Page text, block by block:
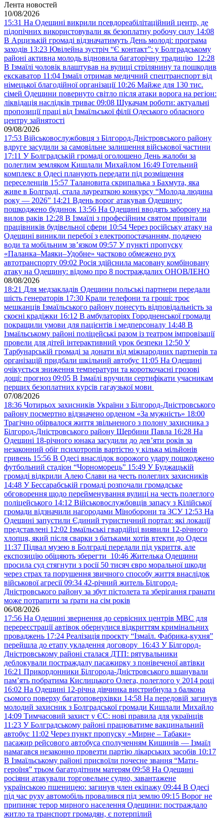
Лента новостей
10/08/2026
15:31 На Одещині викрили псевдореабілітаційний центр, де
підопічних використовували як безоплатну робочу силу 14:08
В Арцизькій громаді відзначатимуть День молоді: програма
заходів 13:23 Ювілейна зустріч “Є контакт”: у Болградському
районі активна молодь відновила багаторічну традицію 12:28
В Ізмаїлі чоловік влаштував на вулиці стрілянину та пошкодив
екскаватор 11:04 Ізмаїл отримав медичний спецтранспорт від
німецької благодійної організації 10:26 Майже для 130 тис.
сімей Одещини повернуто світло після атаки ворога на регіон:
ліквідація наслідків триває 09:08 Шукачам роботи: актуальні
пропозиції праці від Ізмаїльської філії Одеського обласного
центру зайнятості
09/08/2026
17:53 Військовослужбовця з Білгород-Дністровського району
вдруге засудили за самовільне залишення військової частини
17:11 У Болградській громаді оголошено День жалоби за
полеглим земляком Кишлали Михайлом 16:49 Готельний
комплекс в Одесі планують передати під розміщення
переселенців 15:57 Талановита скрипалька з Бахмута, яка
живе в Болграді, стала лауреаткою конкурсу “Молода людина
року — 2026” 14:21 Вдень ворог атакував Одещину:
пошкоджено будинок 13:56 На Одещині вводять заборону на
вилов раків 12:28 В Ізмаїлі з професійним святом привітали
працівників будівельної сфери 10:54 Через російську атаку на
Одещині виникли перебої з електропостачанням, подачею
води та мобільним звʼязком 09:57 У пункті пропуску
«Паланка–Маяки–Удобне» частково обмежено рух
автотранспорту 09:02 Росія здійснила масовану комбіновану
атаку на Одещину: відомо про 8 постраждалих ОНОВЛЕНО
08/08/2026
18:21 Для медзакладів Одещини польські партнери передали
шість генераторів 17:30 Крали телефони та гроші: троє
мешканців Ізмаїльського району понесуть відповідальність за
скоєні крадіжки 16:12 В амбулаторіях Городненської громади
покращили умови для пацієнтів і медперсоналу 14:48 В
Ізмаїльському районі поліцейські разом із театром імпровізації
провели для дітей інтерактивний урок безпеки 12:50 У
Тарбунарській громаді за донати від міжнародних партнерів та
організацій придбали шкільний автобус 11:05 На Одещині
очікується зниження температури та короткочасні грозові
дощі: прогноз 09:05 В Ізмаїлі вручили сертифікати учасникам
перших безоплатних курсів гагаузької мови
07/08/2026
18:36 Чотирьох захисників України з Білгород-Дністровського
району посмертно відзначено орденом «За мужність» 18:00
Трагічно обірвалося життя звільненого з полону захисника з
Білгород-Дністровського району Щербини Павла 16:28 На
Одещині 18-річного юнака засудили до дев’яти років за
незаконний обіг психотропів вартістю у кілька мільйонів
гривень 15:56 В Одесі внаслідок ворожого удару пошкоджено
футбольний стадіон “Чорноморець” 15:49 У Буджацькій
громаді відкрили Алею Слави на честь полеглих захисників
14:48 У Бессарабській громаді розпочали громадське
обговорення щодо перейменування вулиці на честь полеглого
поліцейського 14:12 Військовослужбовців запасу з Кілійської
громади відзначили нагородами Міноборони та ЗСУ 12:53 На
Одещині запустили Єдиний туристичний портал: які локації
представлені 12:02 Ізмаїльські гвардійці виявили 12-річного
хлопця, який після сварки з батьками хотів втекти до Одеси
11:37 Підвал музею в Болграді передали під укриття, але
експозицію обіцяють зберегти 10:46 Жителька Одещини
просила суд стягнути з росії 50 тисяч євро моральної шкоди
через страх та порушення звичного способу життя внаслідок
військової агресії 09:34 42-річний житель Білгород-
Дністровського району за збут пістолета та зберігання гранати
може потрапити за ґрати на сім років
06/08/2026
17:56 На Одещині звернення до сервісних центрів МВС для
перереєстрації автівок обернулися відкриттям кримінальних
проваджень 17:24 Реалізація проєкту “Ізмаїл. Фабрика-кухня”
перейшла до етапу укладення договору 16:43 У Білгород-
Дністровському районі сталася ДТП: рятувальники
деблокували постраждалу пасажирку з понівеченої автівки
16:21 Прикордонники Білгорода-Дністровського вшанували
пам’ять побратима Кислицького Олега, полеглого у 2014 році
16:02 На Одещині 12-річна дівчинка вистрибнула з балкона
сьомого поверху багатоповерхівки 14:58 На передовій загинув
молодий захисник з Болградської громади Кишлали Михайло
14:09 Тимчасовий захист у ЄС: нові правила для українців
11:23 У Болградському районі працюватиме вакцинальний
автобус 11:02 Через пункт пропуску «Мирне – Табаки»
пасажир рейсового автобуса сполученням Кишинів — Ізмаїл
намагався незаконно провезти партію лікарських засобів 10:17
В Ізмаїльському районі присвоїли почесне звання “Мати-
героїня” трьом багатодітним матерям 09:58 На Одещині
росіяни атакували торговельне судно, завантажене
українською пшеницею: загинув член екіпажу 09:44 В Одесі
під час руху автомобіль провалився під землю 09:15 Ворог не
припиняє терор мирного населення Одещини: постраждало
житло та транспорт громадян, є потерпілий